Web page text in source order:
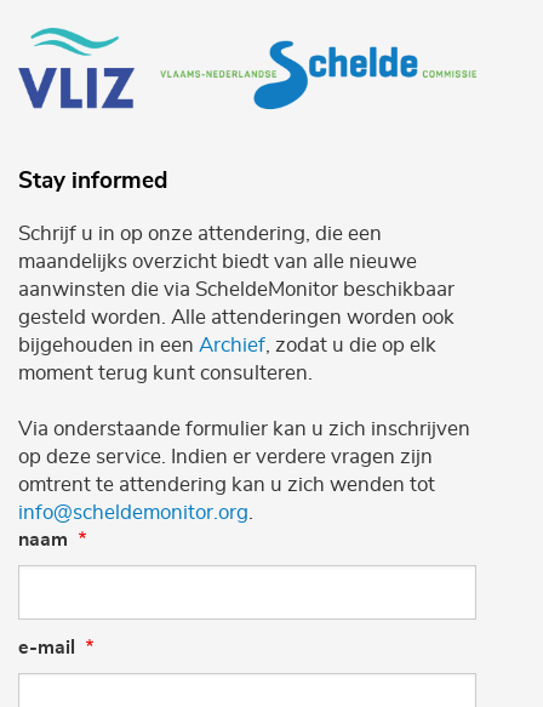
Stay informed
Schrijf u in op onze attendering, die een
maandelijks overzicht biedt van alle nieuwe
aanwinsten die via ScheldeMonitor beschikbaar
gesteld worden. Alle attenderingen worden ook
bijgehouden in een Archief , zodat u die op elk
moment terug kunt consulteren.
Via onderstaande formulier kan u zich inschrijven
op deze service. Indien er verdere vragen zijn
omtrent te attendering kan u zich wenden tot
info@scheldemonitor.org
naam
e-mail